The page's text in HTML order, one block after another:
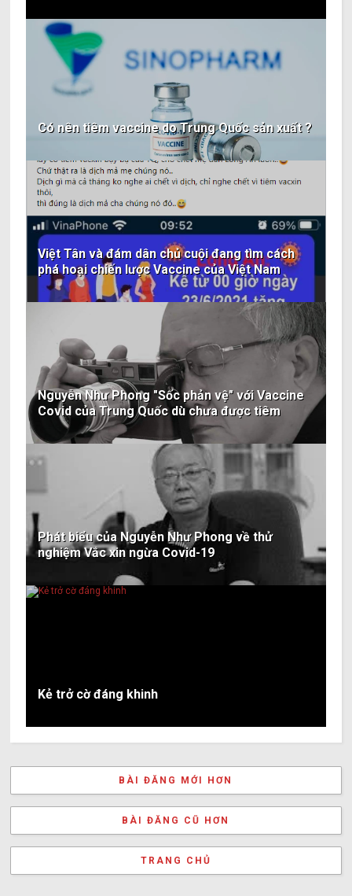
Có nên tiêm vaccine do Trung Quốc sản xuất ?
Việt Tân và đám dân chủ cuội đang tìm cách
phá hoại chiến lược Vaccine của Việt Nam
Nguyễn Như Phong "Sốc phản vệ" với Vaccine
Covid của Trung Quốc dù chưa được tiêm
Phát biểu của Nguyễn Như Phong về thử
nghiệm Vắc xin ngừa Covid-19
Kẻ trở cờ đáng khinh
BÀI ĐĂNG MỚI HƠN
BÀI ĐĂNG CŨ HƠN
TRANG CHỦ